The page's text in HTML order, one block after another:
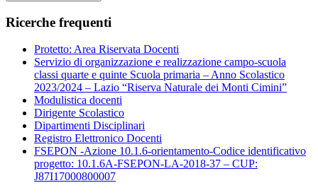
Ricerche frequenti
Protetto: Area Riservata Docenti
Servizio di organizzazione e realizzazione campo-scuola
classi quarte e quinte Scuola primaria – Anno Scolastico
2023/2024 – Lazio “Riserva Naturale dei Monti Cimini”
Modulistica docenti
Dirigente Scolastico
Dipartimenti Disciplinari
Registro Elettronico Docenti
FSEPON -Azione 10.1.6-orientamento-Codice identificativo
progetto: 10.1.6A-FSEPON-LA-2018-37 – CUP:
J87I17000800007